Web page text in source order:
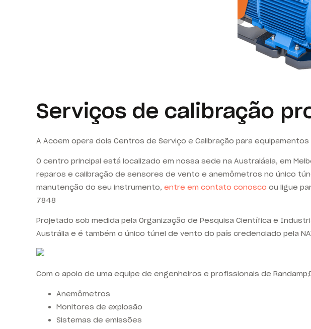
Serviços de calibração
A Acoem opera dois Centros de Serviço e Calibração para
O centro principal está localizado em nossa sede na Australásia, em
reparos e calibração de sensores de vento e anemômetros no único
manutenção do seu instrumento, entre em contato conosco ou ligue
7848
Projetado sob medida pela Organização de Pesquisa Científica e
Austrália e é também o único túnel de vento do país credenciado pela
Com o apoio de uma equipe de engenheiros e profissionais de
Anemômetros
Monitores de explosão
Sistemas de emissões